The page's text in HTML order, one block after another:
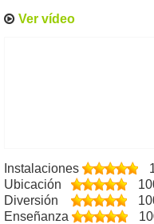
Ver vídeo
Instalaciones
Ubicación
Diversión
Enseñanza